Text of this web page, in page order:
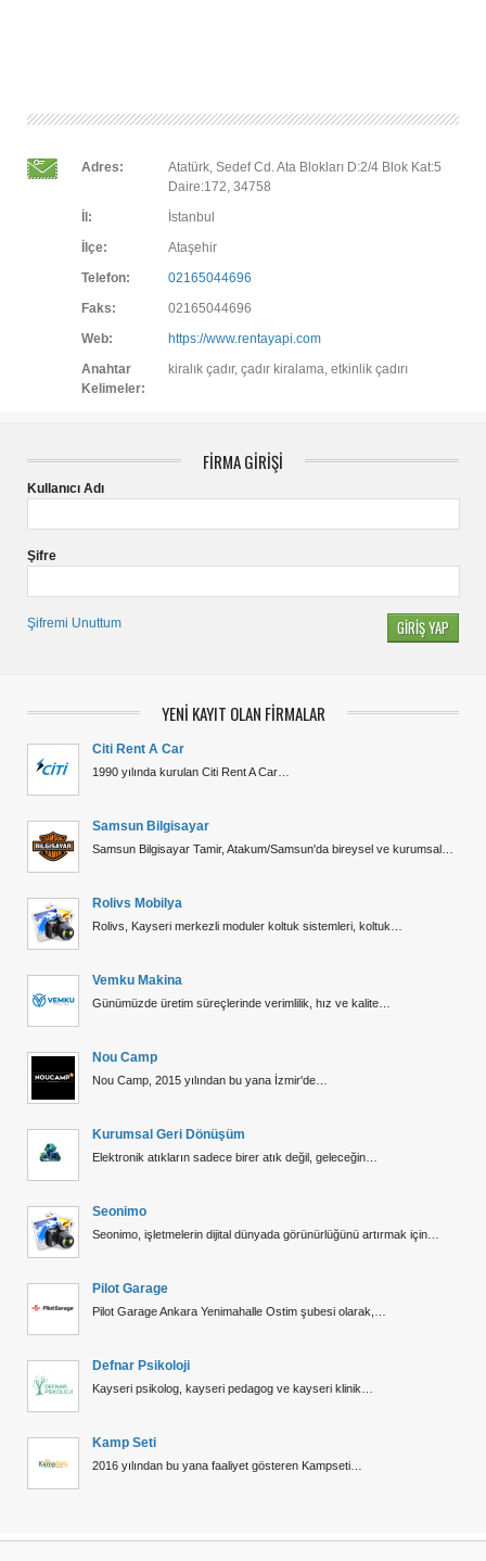
Adres:
Atatürk, Sedef Cd. Ata Blokları D:2/4 Blok Kat:5
Daire:172, 34758
İl:
İstanbul
İlçe:
Ataşehir
Telefon:
02165044696
Faks:
02165044696
Web:
https://www.rentayapi.com
Anahtar
Kelimeler:
kiralık çadır, çadır kiralama, etkinlik çadırı
FİRMA GİRİŞİ
Kullanıcı Adı
Şifre
Şifremi Unuttum
YENİ KAYIT OLAN FİRMALAR
Citi Rent A Car
1990 yılında kurulan Citi Rent A Car…
Samsun Bilgisayar
Samsun Bilgisayar Tamir, Atakum/Samsun'da bireysel ve kurumsal…
Rolivs Mobilya
Rolivs, Kayseri merkezli moduler koltuk sistemleri, koltuk…
Vemku Makina
Günümüzde üretim süreçlerinde verimlilik, hız ve kalite…
Nou Camp
Nou Camp, 2015 yılından bu yana İzmir'de…
Kurumsal Geri Dönüşüm
Elektronik atıkların sadece birer atık değil, geleceğin…
Seonimo
Seonimo, işletmelerin dijital dünyada görünürlüğünü artırmak için…
Pilot Garage
Pilot Garage Ankara Yenimahalle Ostim şubesi olarak,…
Defnar Psikoloji
Kayseri psikolog, kayseri pedagog ve kayseri klinik…
Kamp Seti
2016 yılından bu yana faaliyet gösteren Kampseti…